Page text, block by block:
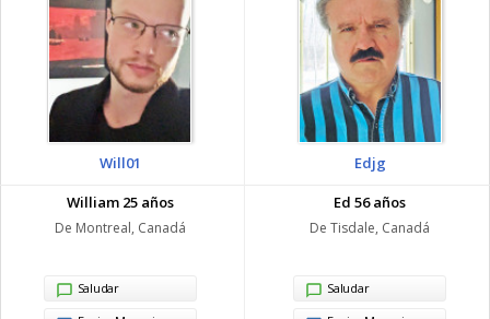
Will01
William 25 años
De Montreal, Canadá
Saludar
Edjg
Ed 56 años
De Tisdale, Canadá
Saludar